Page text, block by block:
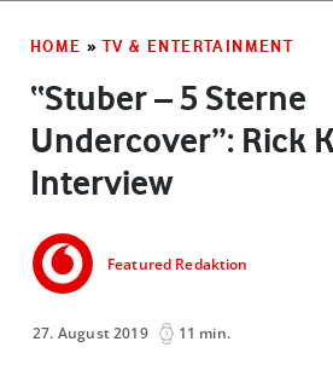
HOME » TV & ENTERTAINMENT
“Stuber – 5 Sterne
Undercover”: Rick
Interview
Featured Redaktion
27. August 2019 11 min.